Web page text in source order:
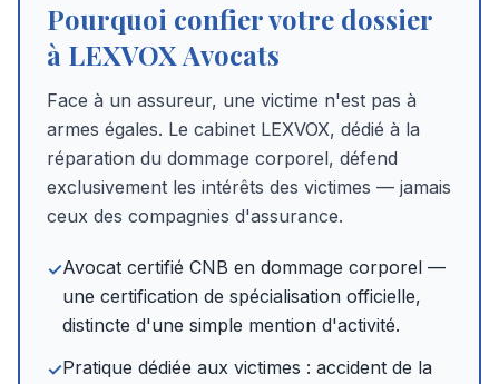
Pourquoi confier votre dossier
à LEXVOX Avocats
Face à un assureur, une victime n'est pas à
armes égales. Le cabinet LEXVOX, dédié à la
réparation du dommage corporel, défend
exclusivement les intérêts des victimes — jamais
ceux des compagnies d'assurance.
✓Avocat certifié CNB en dommage corporel —
une certification de spécialisation officielle,
distincte d'une simple mention d'activité.
✓Pratique dédiée aux victimes : accident de la